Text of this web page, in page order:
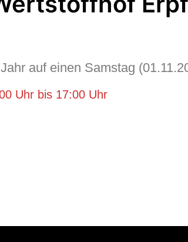
auf einen Samstag
Uhr bis 17:00 Uhr